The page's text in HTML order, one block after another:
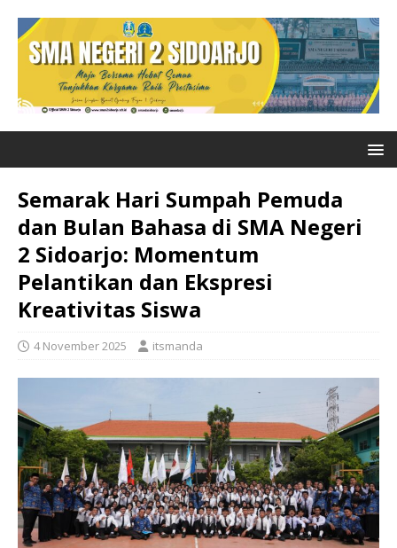
Semarak Hari Sumpah Pemuda
dan Bulan Bahasa di SMA Negeri
2 Sidoarjo: Momentum
Pelantikan dan Ekspresi
Kreativitas Siswa
4 November 2025 itsmanda